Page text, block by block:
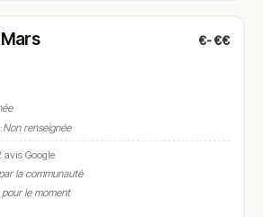
€-€€
Non renseignée
avis Google
la communauté
le moment